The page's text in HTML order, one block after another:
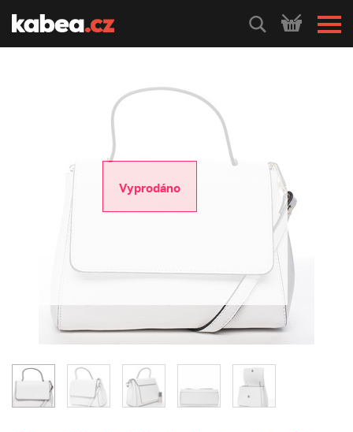
HLEDEJ
Vyprodáno